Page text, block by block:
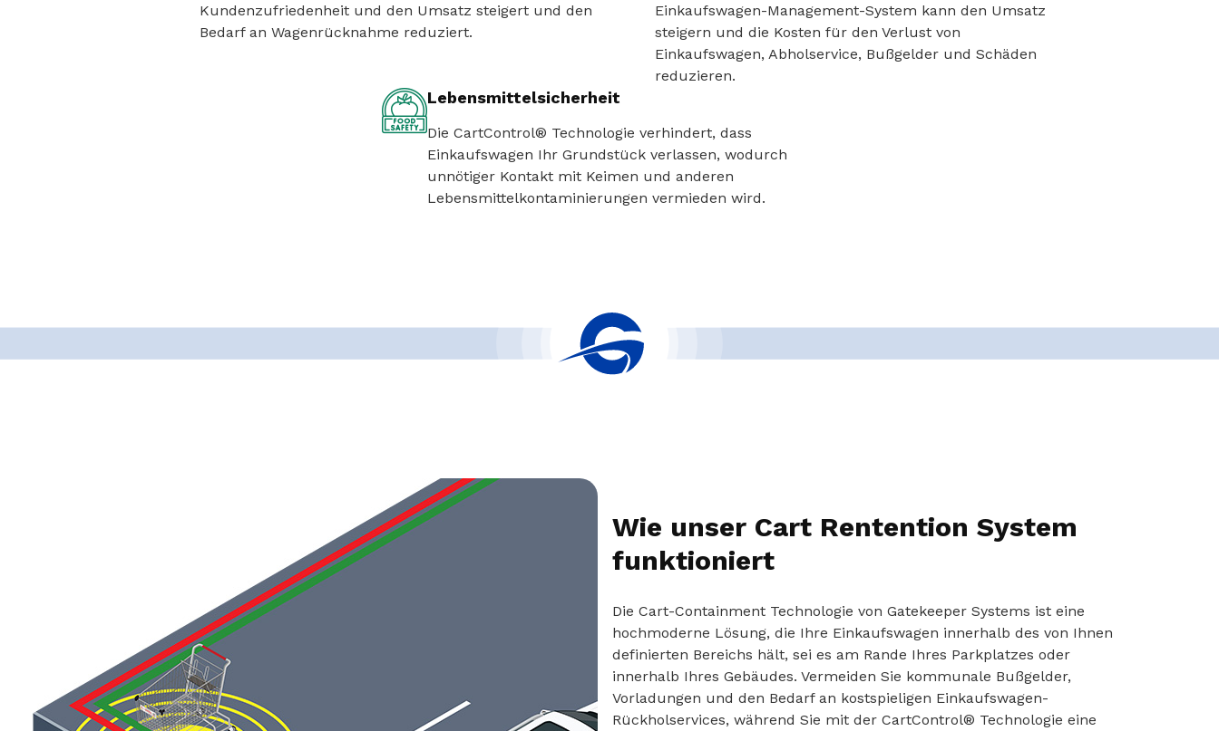
Kundenzufriedenheit und den Umsatz steigert und den
Bedarf an Wagenrücknahme reduziert.
Einkaufswagen-Management-System kann den Umsatz
steigern und die Kosten für den Verlust von
Einkaufswagen, Abholservice, Bußgelder und Schäden
reduzieren.
Lebensmittelsicherheit
Die CartControl® Technologie verhindert, dass
Einkaufswagen Ihr Grundstück verlassen, wodurch
unnötiger Kontakt mit Keimen und anderen
Lebensmittelkontaminierungen vermieden wird.
Wie unser Cart Rentention System
funktioniert
Die Cart-Containment Technologie von Gatekeeper Systems ist eine
hochmoderne Lösung, die Ihre Einkaufswagen innerhalb des von Ihnen
definierten Bereichs hält, sei es am Rande Ihres Parkplatzes oder
innerhalb Ihres Gebäudes. Vermeiden Sie kommunale Bußgelder,
Vorladungen und den Bedarf an kostspieligen Einkaufswagen-
Rückholservices, während Sie mit der CartControl® Technologie eine